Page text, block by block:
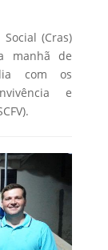
(Cras)
manhã de
com os
e